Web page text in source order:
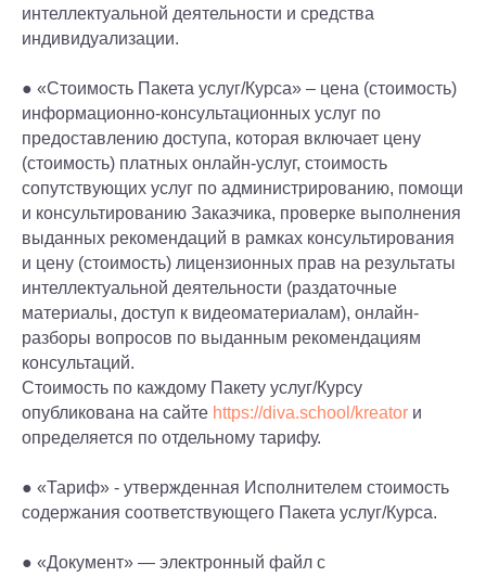
интеллектуальной деятельности и средства
индивидуализации.
● «Стоимость Пакета услуг/Курса» – цена (стоимость)
информационно-консультационных услуг по
предоставлению доступа, которая включает цену
(стоимость) платных онлайн-услуг, стоимость
сопутствующих услуг по администрированию, помощи
и консультированию Заказчика, проверке выполнения
выданных рекомендаций в рамках консультирования
и цену (стоимость) лицензионных прав на результаты
интеллектуальной деятельности (раздаточные
материалы, доступ к видеоматериалам), онлайн-
разборы вопросов по выданным рекомендациям
консультаций.
Стоимость по каждому Пакету услуг/Курсу
опубликована на сайте https://diva.school/kreator и
определяется по отдельному тарифу.
● «Тариф» - утвержденная Исполнителем стоимость
содержания соответствующего Пакета услуг/Курса.
● «Документ» — электронный файл с